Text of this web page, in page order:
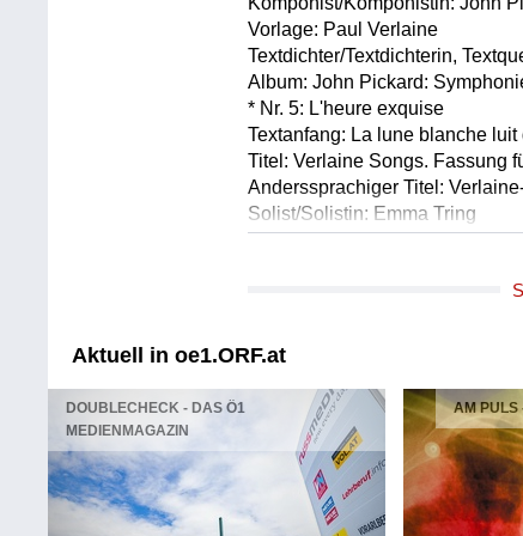
Vorlage: Paul Verlaine
Textdichter/Textdichterin,
Album: John Pickard:
* Nr. 5: L'heure exquise
Textanfang: La lune blanche
Titel: Verlaine Songs. Fassung
Anderssprachiger Titel:
Solist/Solistin: Emma Tring
Leitung: Martyn Brabbins
Album: Dalia's Mixtape
Titel: Cabins & hideouts. Suite
Anderssprachiger Titel: Nebel
Leitung: Dalia Stasevska
Orchester: BBC Symphony
Aktuell in oe1.ORF.at
DOUBLECHECK - DAS Ö1
MEDIENMAGAZIN
AM PULS